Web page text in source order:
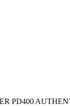
PD400